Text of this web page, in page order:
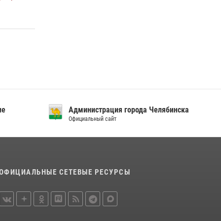
Администрация города Челябинска
Официальный сайт
СЕТЕВЫЕ РЕСУРСЫ